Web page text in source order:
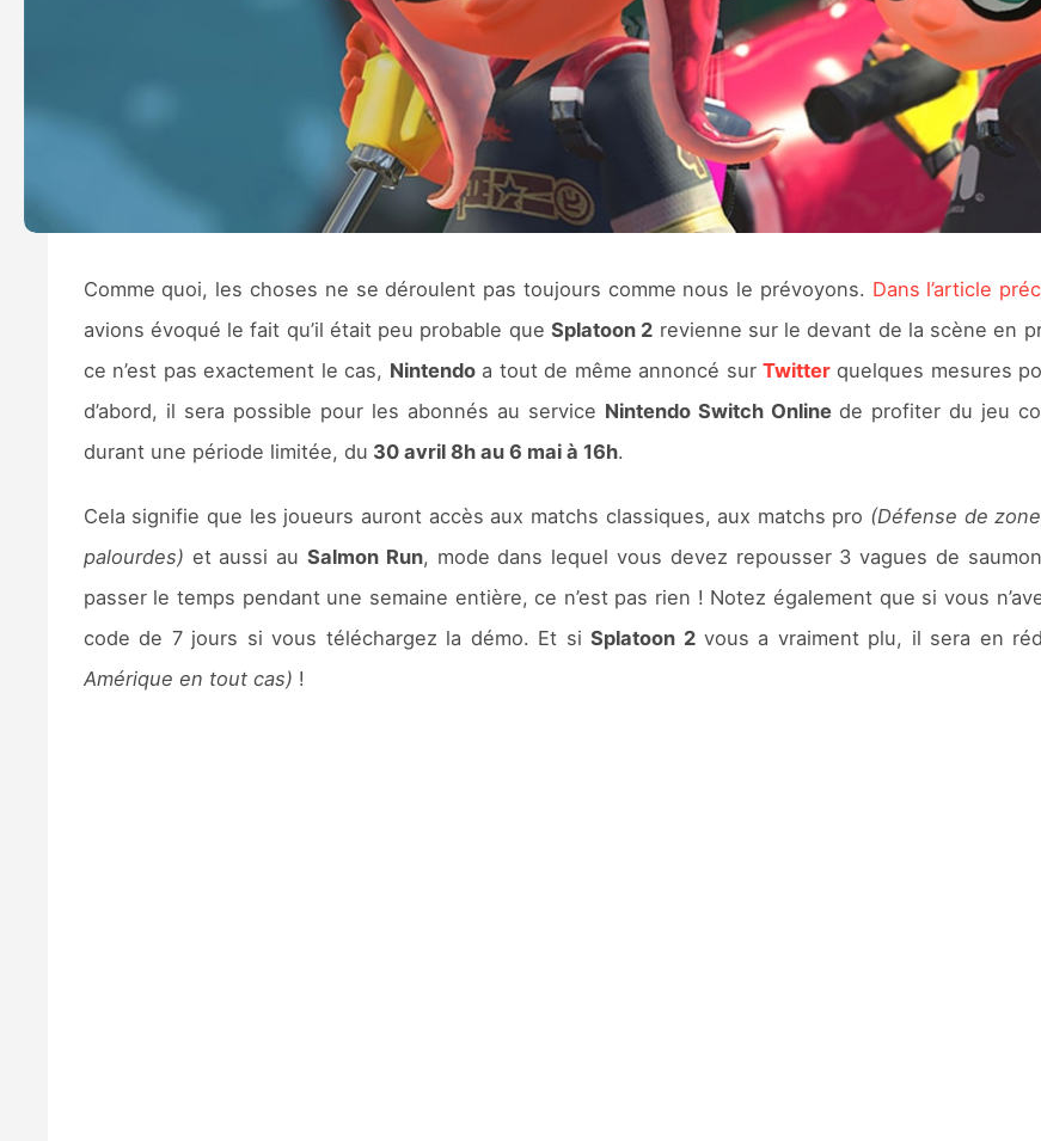
Comme quoi, les choses ne se déroulent pas toujours comme nous le prévoyons. Dans l’article
avions évoqué le fait qu’il était peu probable que Splatoon 2 revienne sur le devant de la scène en
ce n’est pas exactement le cas, Nintendoa tout de même annoncé surTwitter quelques mesures
d’abord, il sera possible pour les abonnés au service Nintendo Switch Onlinede profiter du jeu
durant une période limitée, du 30 avril 8h au 6 mai à 16h.
Cela signifie que les joueurs auront accès aux matchs classiques, aux matchs pro (Défense de
palourdes) et aussi au Salmon Run, mode dans lequel vous devez repousser 3 vagues de
passer le temps pendant une semaine entière, ce n’est pas rien ! Notez également que si vous
code de 7 jours si vous téléchargez la démo. Et siSplatoon 2vous a vraiment plu, il sera en
Amérique en tout cas) !